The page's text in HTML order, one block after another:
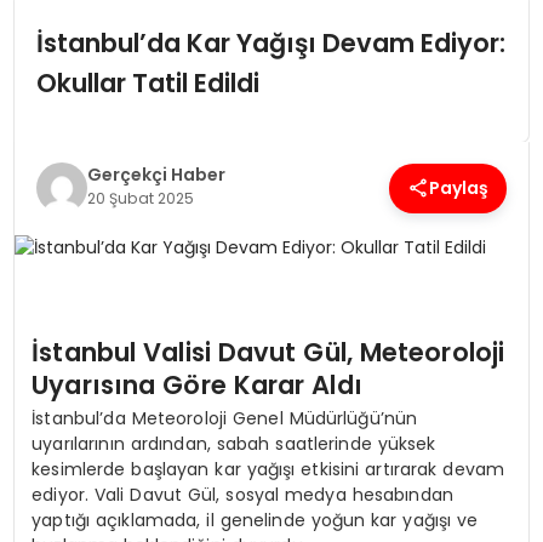
EKONOMI
SAĞLIK
TEKNOLOJI
YAŞAM
İstanbul’da Kar Yağışı Devam Ediyor:
Okullar Tatil Edildi
Gerçekçi Haber
20 Şubat 2025 Paylaş
İstanbul Valisi Davut Gül, Meteoroloji
Uyarısına Göre Karar Aldı
İstanbul’da Meteoroloji Genel Müdürlüğü’nün
uyarılarının ardından, sabah saatlerinde yüksek
kesimlerde başlayan kar yağışı etkisini artırarak devam
ediyor. Vali Davut Gül, sosyal medya hesabından
yaptığı açıklamada, il genelinde yoğun kar yağışı ve